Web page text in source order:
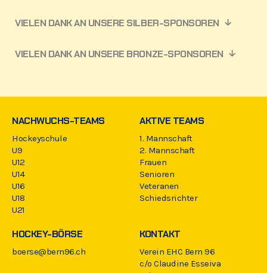
VIELEN DANK AN UNSERE SILBER-SPONSOREN
VIELEN DANK AN UNSERE BRONZE-SPONSOREN
NACHWUCHS-TEAMS
Hockeyschule
U9
U12
U14
U16
U18
U21
AKTIVE TEAMS
1. Mannschaft
2. Mannschaft
Frauen
Senioren
Veteranen
Schiedsrichter
HOCKEY-BÖRSE
boerse@bern96.ch
KONTAKT
Verein EHC Bern 96
c/o Claudine Esseiva